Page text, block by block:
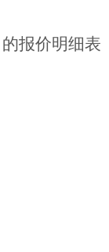
的报价明细表